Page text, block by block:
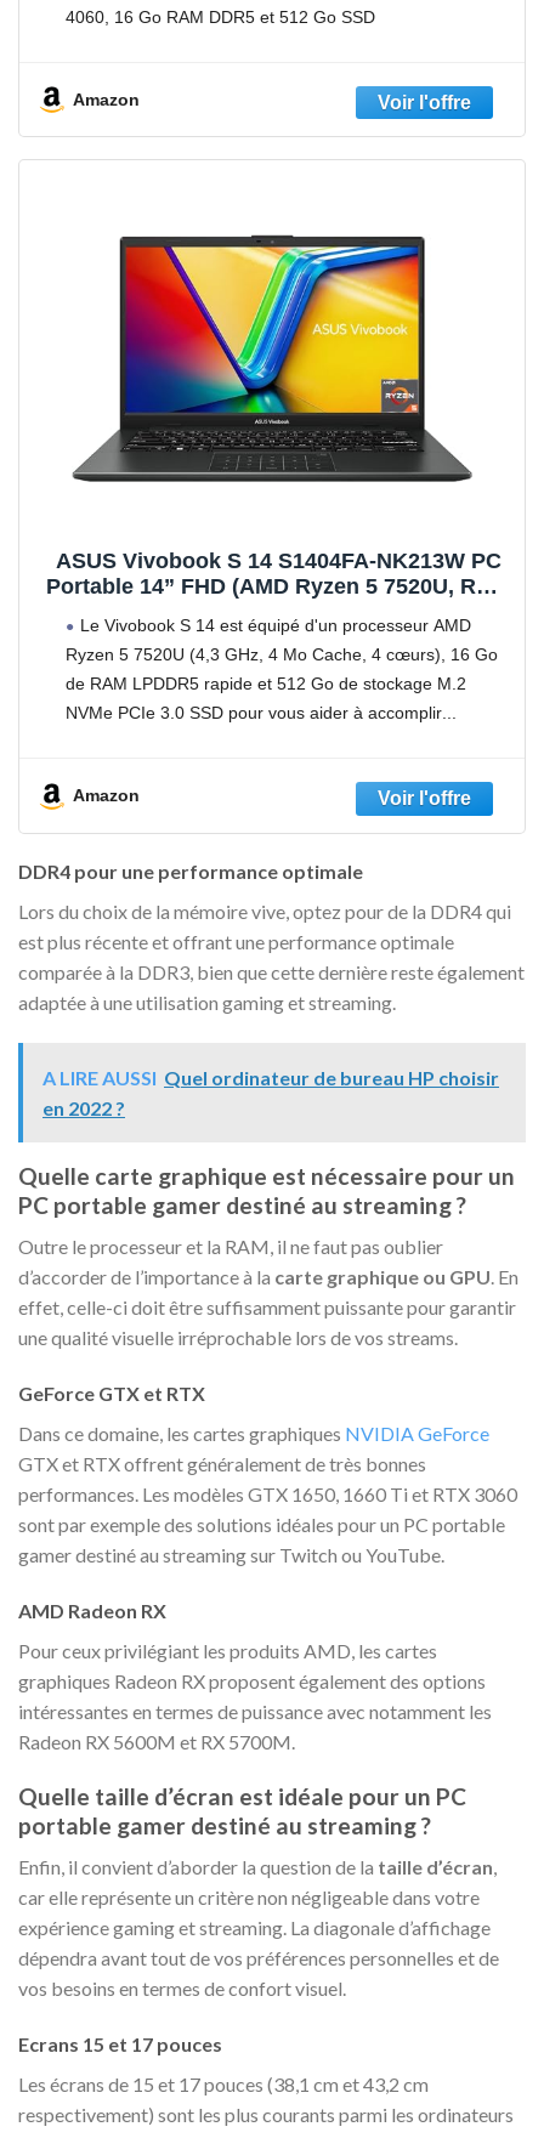
4060, 16 Go RAM DDR5 et 512 Go SSD
Amazon
ASUS Vivobook S 14 S1404FA-NK213W PC
Portable 14” FHD (AMD Ryzen 5 7520U, RAM
11 Home) Clavier Rétroéclairé AZERTY
Français + NumPad
Le Vivobook S 14 est équipé d'un processeur AMD
Ryzen 5 7520U (4,3 GHz, 4 Mo Cache, 4 cœurs), 16 Go
de RAM LPDDR5 rapide et 512 Go de stockage M.2
NVMe PCIe 3.0 SSD pour vous aider à accomplir
Amazon
DDR4 pour une performance optimale
Lors du choix de la mémoire vive, optez pour de la DDR4 qui
est plus récente et offrant une performance optimale
comparée à la DDR3, bien que cette dernière reste également
adaptée à une utilisation gaming et streaming.
A LIRE AUSSI Quel ordinateur de bureau HP choisir
en 2022 ?
Quelle carte graphique est nécessaire pour un
PC portable gamer destiné au streaming ?
Outre le processeur et la RAM, il ne faut pas oublier
d’accorder de l’importance à la carte graphique ou GPU. En
effet, celle-ci doit être suffisamment puissante pour garantir
une qualité visuelle irréprochable lors de vos streams.
GeForce GTX et RTX
Dans ce domaine, les cartes graphiques NVIDIA GeForce
GTX et RTX offrent généralement de très bonnes
performances. Les modèles GTX 1650, 1660 Ti et RTX 3060
sont par exemple des solutions idéales pour un PC portable
gamer destiné au streaming sur Twitch ou YouTube.
AMD Radeon RX
Pour ceux privilégiant les produits AMD, les cartes
graphiques Radeon RX proposent également des options
intéressantes en termes de puissance avec notamment les
Radeon RX 5600M et RX 5700M.
Quelle taille d’écran est idéale pour un PC
portable gamer destiné au streaming ?
Enfin, il convient d’aborder la question de la taille d’écran,
car elle représente un critère non négligeable dans votre
expérience gaming et streaming. La diagonale d’affichage
dépendra avant tout de vos préférences personnelles et de
vos besoins en termes de confort visuel.
Ecrans 15 et 17 pouces
Les écrans de 15 et 17 pouces (38,1 cm et 43,2 cm
respectivement) sont les plus courants parmi les ordinateurs